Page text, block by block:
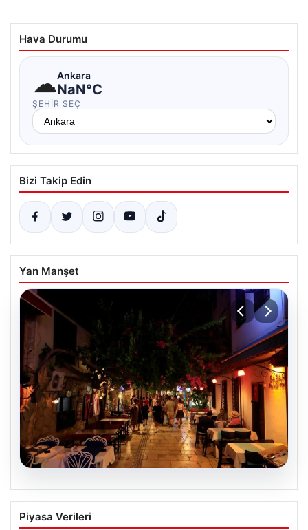
Hava Durumu
☁Ankara
NaN°C
ŞEHIR SEÇ
Bizi Takip Edin
Yan Manşet
Normalde 500 kişi yaşıyor, yaz
aylarında nüfus 100 katına çıkıyor
Piyasa Verileri